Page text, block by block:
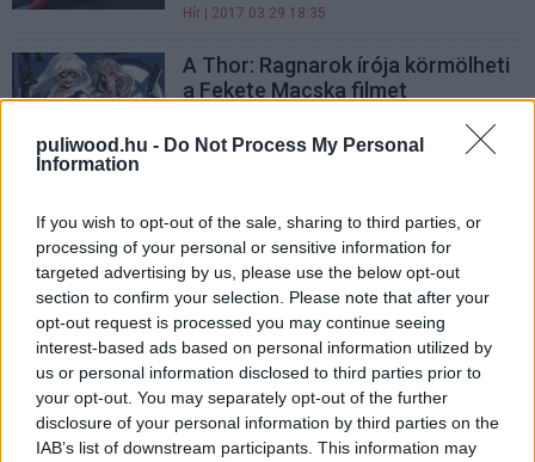
puliwood.hu - Do Not Process My Personal
Information
If you wish to opt-out of the sale, sharing to third parties, or
processing of your personal or sensitive information for
targeted advertising by us, please use the below opt-out
section to confirm your selection. Please note that after your
opt-out request is processed you may continue seeing
interest-based ads based on personal information utilized by
us or personal information disclosed to third parties prior to
your opt-out. You may separately opt-out of the further
disclosure of your personal information by third parties on the
IAB’s list of downstream participants. This information may
Hír | 2017.03.29 18:35
A Thor: Ragnarok írója körmölheti
a Fekete Macska filmet
Némaság - Kritika
Hír| 2017.03.17 09:15
Jövőre jön a Venom film!
Hír | 2017.03.17 00:30